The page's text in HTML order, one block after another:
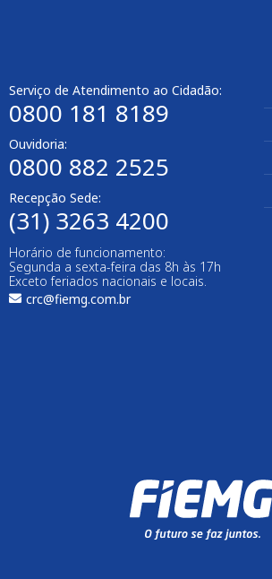
Serviço de Atendimento ao Cidadão:
0800 181 8189
Ouvidoria:
0800 882 2525
Recepção Sede:
(31) 3263 4200
Horário de funcionamento:
Segunda a sexta-feira das 8h às 17h
Exceto feriados nacionais e locais.
crc@fiemg.com.br